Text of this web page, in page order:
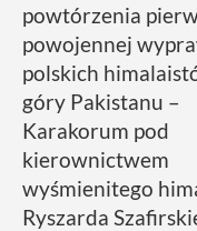
powtórzenia
powojennej
polskich
góry Pakistanu –
Karakorum pod
kierownictwem
wyśmienitego
Ryszarda